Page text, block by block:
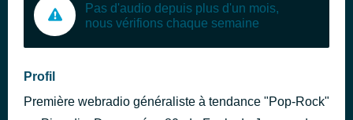
Pas d'audio depuis plus d'un mois,
nous vérifions chaque semaine
Profil
Première webradio généraliste à tendance "Pop-Rock"